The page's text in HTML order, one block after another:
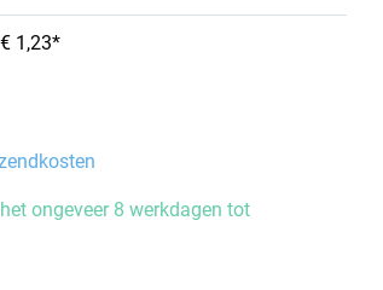
€ 1,23*
ongeveer 8 werkdagen tot